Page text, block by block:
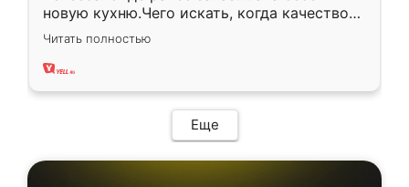
новую кухню.Чего искать, когда качеством
вполне довольна. Служит кухня уже почти
два года, нареканий нет.
Читать полностью
Еще